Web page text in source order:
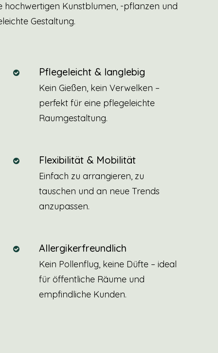
hochwertigen Kunstblumen, -pflanzen und
Gestaltung.
Pflegeleicht & langlebig
Kein Gießen, kein Verwelken –
perfekt für eine pflegeleichte
Raumgestaltung.
Flexibilität & Mobilität
Einfach zu arrangieren, zu
tauschen und an neue Trends
anzupassen.
Allergikerfreundlich
Kein Pollenflug, keine Düfte – ideal
für öffentliche Räume und
empfindliche Kunden.